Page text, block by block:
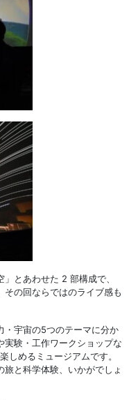
とあわせた 2 部構成で、
の回ならではのライブ感も
・宇宙の5つのテーマに分か
験・工作ワークショップな
しめるミュージアムです。
と科学体験、いかがでしょ